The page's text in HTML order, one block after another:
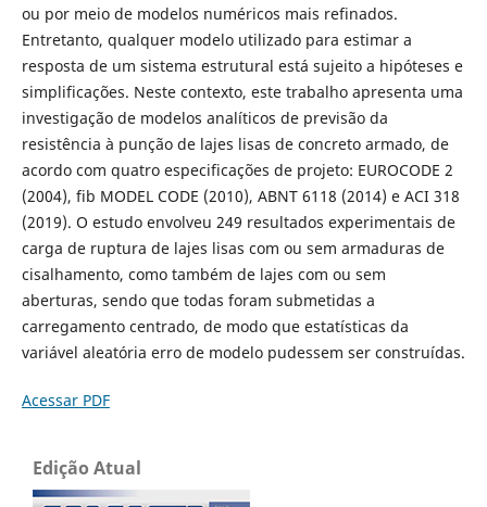
ou por meio de modelos numéricos mais refinados.
Entretanto, qualquer modelo utilizado para estimar a
resposta de um sistema estrutural está sujeito a hipóteses e
simplificações. Neste contexto, este trabalho apresenta uma
investigação de modelos analíticos de previsão da
resistência à punção de lajes lisas de concreto armado, de
acordo com quatro especificações de projeto: EUROCODE 2
(2004), fib MODEL CODE (2010), ABNT 6118 (2014) e ACI 318
(2019). O estudo envolveu 249 resultados experimentais de
carga de ruptura de lajes lisas com ou sem armaduras de
cisalhamento, como também de lajes com ou sem
aberturas, sendo que todas foram submetidas a
carregamento centrado, de modo que estatísticas da
variável aleatória erro de modelo pudessem ser construídas.
Acessar PDF
Edição Atual